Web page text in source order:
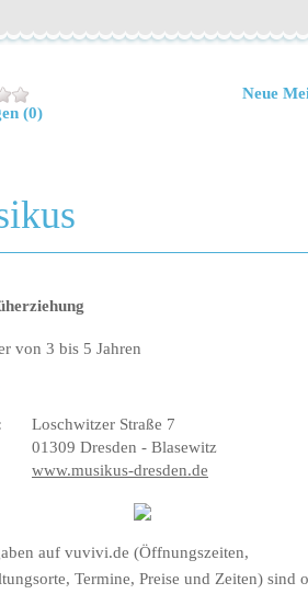
(0)
Neue
von 3 bis 5 Jahren
Loschwitzer Straße 7
01309 Dresden - Blasewitz
www.musikus-dresden.de
auf vuvivi.de (Öffnungszeiten,
Termine, Preise und Zeiten) sind